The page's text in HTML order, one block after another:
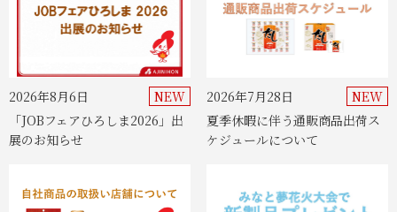
2026年8月6日
「JOBフェアひろしま2026」出
展のお知らせ
2026年7月28日
夏季休暇に伴う通販商品出荷ス
ケジュールについて